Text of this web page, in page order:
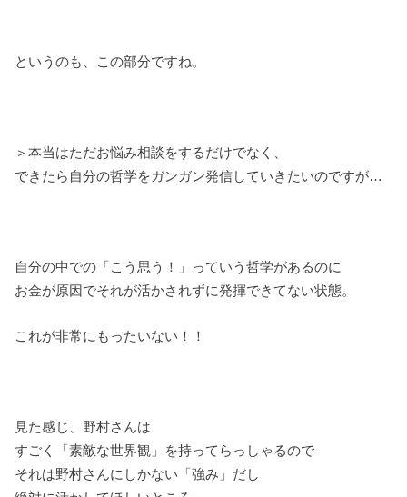
というのも、この部分ですね。
＞本当はただお悩み相談をするだけでなく、
できたら自分の哲学をガンガン発信していきたいのですが…
自分の中での「こう思う！」っていう哲学があるのに
お金が原因でそれが活かされずに発揮できてない状態。
これが非常にもったいない！！
見た感じ、野村さんは
すごく「素敵な世界観」を持ってらっしゃるので
それは野村さんにしかない「強み」だし